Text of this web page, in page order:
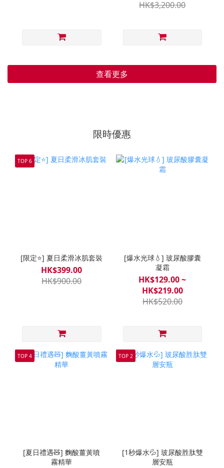
HK$3,200.00
查看更多
限時優惠
TOP 6
[限定⭐] 夏日柔滑冰肌套裝
HK$399.00
HK$900.00
[爆水光球💧] 玻尿酸膠囊
凝霜
HK$129.00 ~
HK$219.00
HK$520.00
TOP 4
[夏日禮遇🧸] 麴酸薑黃噴
霧精華
TOP 2
[1秒爆水💦] 玻尿酸胜肽雙
層安瓶